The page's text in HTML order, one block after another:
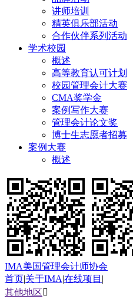
讲师培训
精英俱乐部活动
合作伙伴系列活动
学术校园
概述
高等教育认可计划
校园管理会计大赛
CMA奖学金
案例写作大赛
管理会计论文奖
博士生志愿者招募
案例大赛
概述
IMA美国管理会计师协会
首页|关于IMA|在线项目 |
其他地区